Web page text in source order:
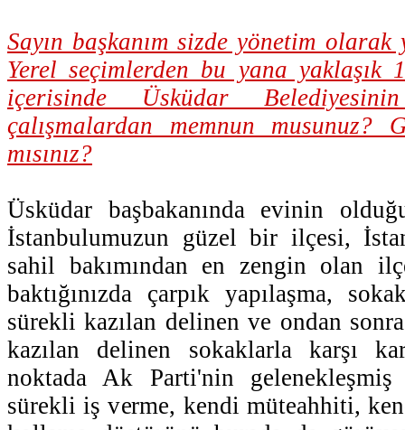
Sayın başkanım sizde yönetim
Yerel seçimlerden bu yana
içerisinde Üsküdar
çalışmalardan memnun musunuz?
mısınız?
Üsküdar başbakanında evinin
İstanbulumuzun güzel bir ilçesi,
sahil bakımından en zengin olan
baktığınızda çarpık yapılaşma,
sürekli kazılan delinen ve ondan
kazılan delinen sokaklarla karşı
noktada Ak Parti'nin
sürekli iş verme, kendi müteahhiti,